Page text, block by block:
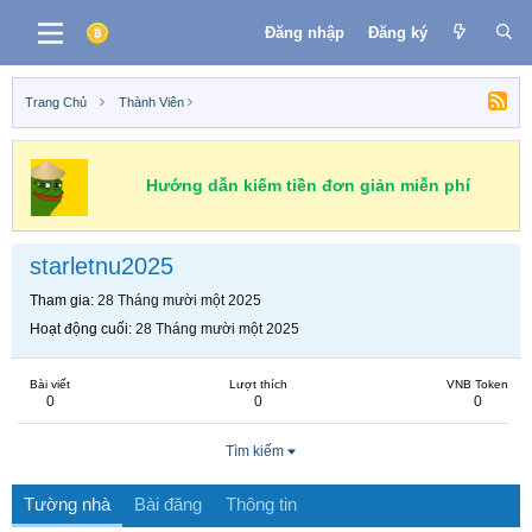
Đăng nhập Đăng ký
Trang Chủ Thành Viên
Hướng dẫn kiếm tiền đơn giản miễn phí
starletnu2025
Tham gia 28 Tháng mười một 2025
Hoạt động cuối 28 Tháng mười một 2025
Bài viết
0
Lượt thích
0
VNB Token
0
Tìm kiếm
Tường nhà Bài đăng Thông tin